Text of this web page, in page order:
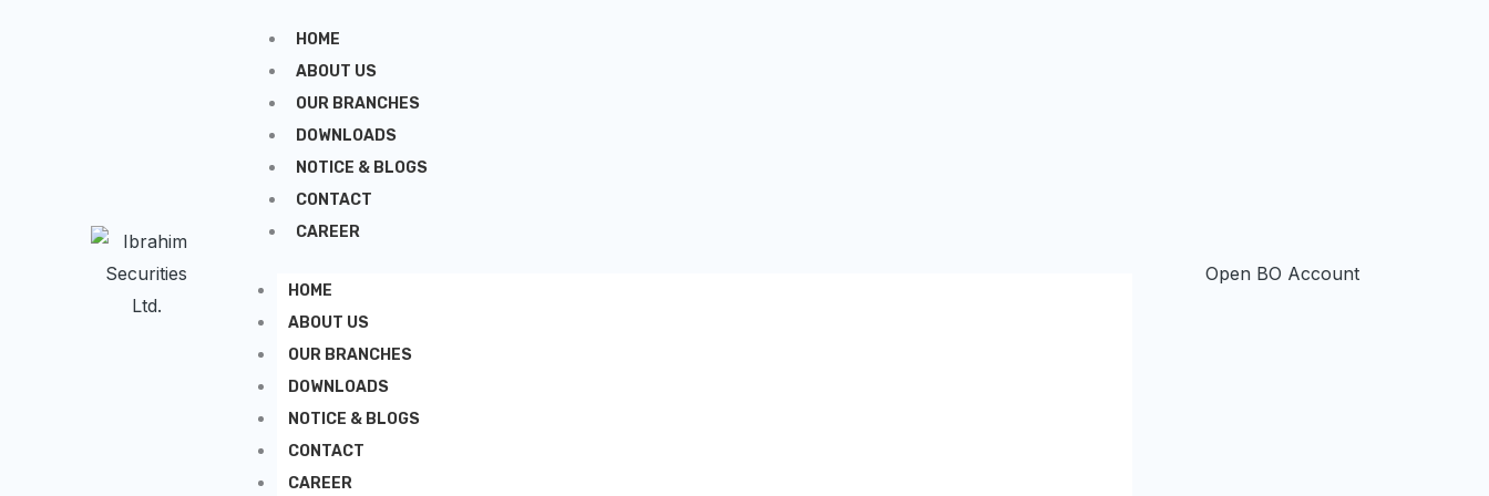
HOME
ABOUT US
OUR BRANCHES
DOWNLOADS
NOTICE & BLOGS
CONTACT
CAREER
HOME
ABOUT US
OUR BRANCHES
DOWNLOADS
NOTICE & BLOGS
CONTACT
CAREER
Open BO Account